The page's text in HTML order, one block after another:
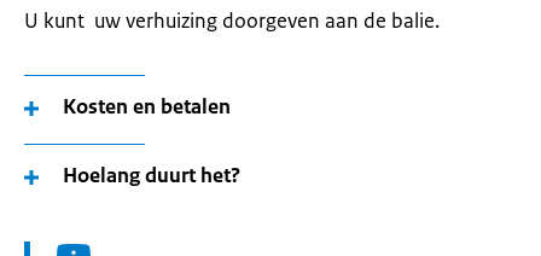
U kunt uw verhuizing doorgeven aan de balie.
Kosten en betalen
Hoelang duurt het?